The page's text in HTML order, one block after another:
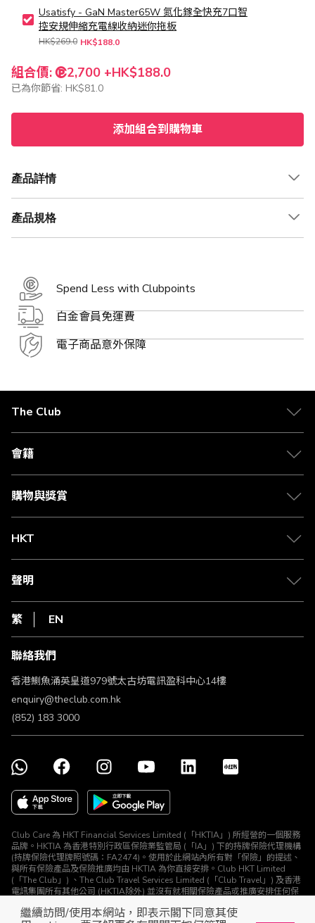
繼續訪問/使用本網站，即表示閣下同意其使
組合價: 2,700 +HK$188.0
已為你節省: HK$81.0
添加組合到購物車
Usatisfy - GaN Master65W 氮化鎵全快充7口智
控安規伸縮充電線收納迷你拖板
HK$269.0 HK$188.0
產品詳情
產品規格
Spend Less with Clubpoints
白金會員免運費
電子商品意外保障
The Club
關於 The Club
合作夥伴
媒體中心
會籍
會籍及專屬禮遇
賺取積分
購物與獎賞
物流與配送
Club Shopping 商品領取站
常見問題
HKT
csl.
1010
HKT
聲明
私隱聲明
使用條款
條款及細則
不歧視及不騷擾聲明
認可牌照及通告
繁 EN
聯絡我們
香港鰂魚涌英皇道979號太古坊電訊盈科中心14樓
enquiry@theclub.com.hk
(852) 183 3000
Club Care 為 HKT Financial Services Limited (「HKTIA」) 所經營的一個服務
品牌。HKTIA 為香港特別行政區保險業監管局 (「IA」) 下的持牌保險代理機構
(持牌保險代理牌照號碼：FA2474)。使用於此網站內所有對「保險」的提述、
與所有保險產品及保險推廣均由 HKTIA 為你直接安排。Club HKT Limited
(「The Club」) 、The Club Travel Services Limited (「Club Travel」) 及香港
電訊集團所有其他公司 (HKTIA除外) 並沒有就相關保險產品或推廣安排任何保
© The Club 2026. 保留所有權利